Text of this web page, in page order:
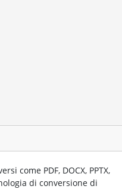
come PDF, DOCX, PPTX,
di conversione di